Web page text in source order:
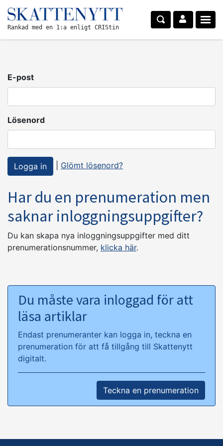
Rankad med en 1:a enligt CRIStin
E-post
Lösenord
Glömt lösenord?
Har du en prenumeration men
saknar inloggningsuppgifter?
Du kan skapa nya inloggningsuppgifter med ditt
prenumerationsnummer, klicka här.
Du måste vara inloggad för att
läsa artiklar
Endast prenumeranter kan logga in, teckna en
prenumeration för att få tillgång till Skattenytt
digitalt.
Teckna en prenumeration